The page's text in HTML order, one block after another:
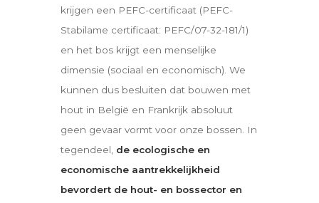
krijgen een PEFC-certificaat (PEFC-
Stabilame certificaat: PEFC/07-32-181/1)
en het bos krijgt een menselijke
dimensie (sociaal en economisch). We
kunnen dus besluiten dat bouwen met
hout in België en Frankrijk absoluut
geen gevaar vormt voor onze bossen. In
tegendeel, de ecologische en
economische aantrekkelijkheid
bevordert de hout- en bossector en